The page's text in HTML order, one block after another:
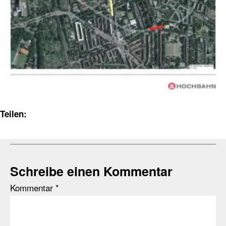
Teilen:
Schreibe einen Kommentar
Kommentar *